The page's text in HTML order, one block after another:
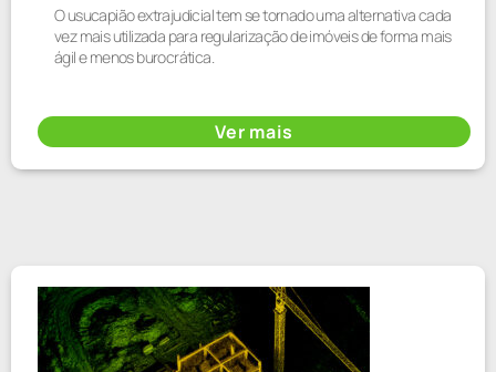
O usucapião extrajudicial tem se tornado uma alternativa cada
vez mais utilizada para regularização de imóveis de forma mais
ágil e menos burocrática.
Ver mais